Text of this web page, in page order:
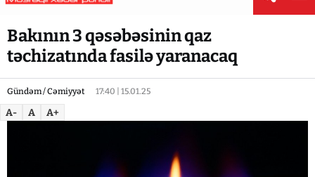
Bakının 3 qəsəbəsinin qaz
təchizatında fasilə yaranacaq
Gündəm / Cəmiyyət 17:40 | 15.01.25
A- A A+